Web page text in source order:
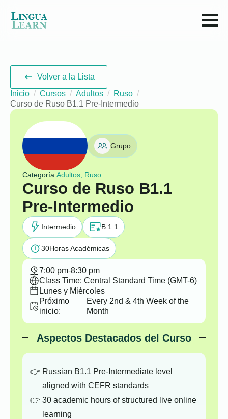
Volver a la Lista
Inicio
Cursos Adultos
Ruso
Curso de Ruso B1.1 Pre-Intermedio
Grupo
Categoría:Adultos, Ruso
Curso de Ruso B1.1
Pre-Intermedio
Intermedio B 1.1
30Horas Académicas
7:00 pm-8:30 pm
Class Time: Central Standard Time (GMT-6)
Lunes y Miércoles
Próximo
inicio:
Every 2nd & 4th Week of the
Month
Aspectos Destacados del Curso
Russian B1.1 Pre-Intermediate level
aligned with CEFR standards
30 academic hours of structured live online
learning